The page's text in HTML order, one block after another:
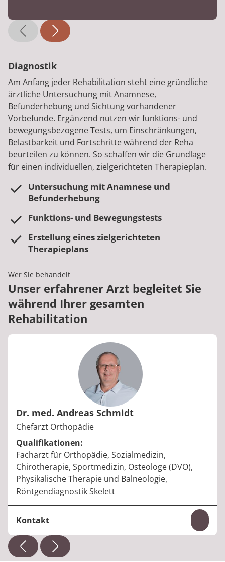
Diagnostik
Am Anfang jeder Rehabilitation steht eine gründliche
ärztliche Untersuchung mit Anamnese,
Befunderhebung und Sichtung vorhandener
Vorbefunde. Ergänzend nutzen wir funktions- und
bewegungsbezogene Tests, um Einschränkungen,
Belastbarkeit und Fortschritte während der Reha
beurteilen zu können. So schaffen wir die Grundlage
für einen individuellen, zielgerichteten Therapieplan.
Untersuchung mit Anamnese und
Befunderhebung
Funktions- und Bewegungstests
Erstellung eines zielgerichteten
Therapieplans
Wer Sie behandelt
Unser erfahrener Arzt begleitet Sie
während Ihrer gesamten
Rehabilitation
Dr. med. Andreas Schmidt
Berufstitel:
Chefarzt Orthopädie
Qualifikationen:
Facharzt für Orthopädie, Sozialmedizin,
Chirotherapie, Sportmedizin, Osteologe (DVO),
Physikalische Therapie und Balneologie,
Röntgendiagnostik Skelett
Kontakt
Telefon:+49 36961 37-321
E-Mail:andreas.schmidt@median-kliniken.de